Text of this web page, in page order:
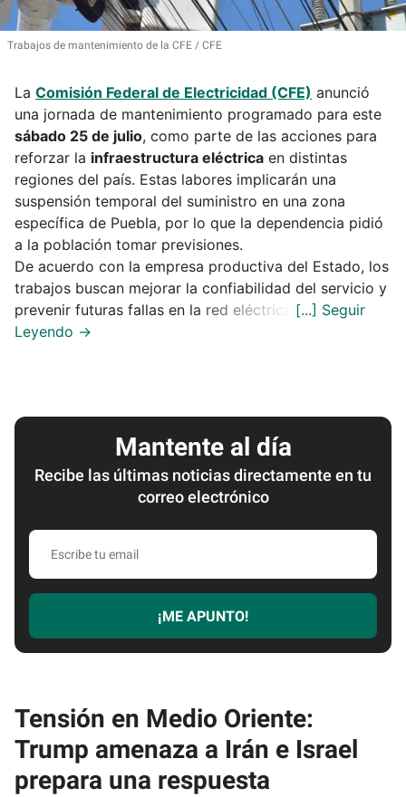
Trabajos de mantenimiento de la CFE CFE
La Comisión Federal de Electricidad (CFE) anunció
una jornada de mantenimiento programado para este
sábado 25 de julio, como parte de las acciones para
reforzar la infraestructura eléctrica en distintas
regiones del país. Estas labores implicarán una
suspensión temporal del suministro en una zona
específica de Puebla, por lo que la dependencia pidió
a la población tomar previsiones.
De acuerdo con la empresa productiva del Estado, los
trabajos buscan mejorar la confiabilidad del servicio y
prevenir futuras fallas en la red eléctrica.
Mantente al día
Recibe las últimas noticias directamente en tu
correo electrónico
Escribe
email
¡ME APUNTO!
Tensión en Medio Oriente:
Trump amenaza a Irán e Israel
prepara una respuesta